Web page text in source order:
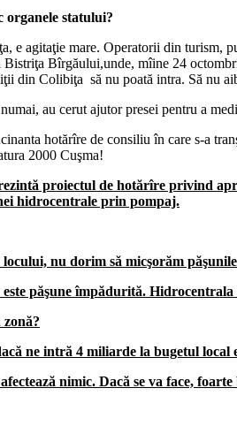
organele statului?
e agitaţie mare. Operatorii din
Bîrgăului,unde, mîine 24
din Colibiţa să nu poată intra. Să nu
au cerut ajutor presei pentru a
hotărîre de consiliu în care s-a
2000 Cuşma!
proiectul de hotărîre privind
hidrocentrale prin pompaj.
nu dorim să micşorăm
păşune împădurită.
ne intră 4 miliarde la bugetul local
nimic. Dacă se va face,